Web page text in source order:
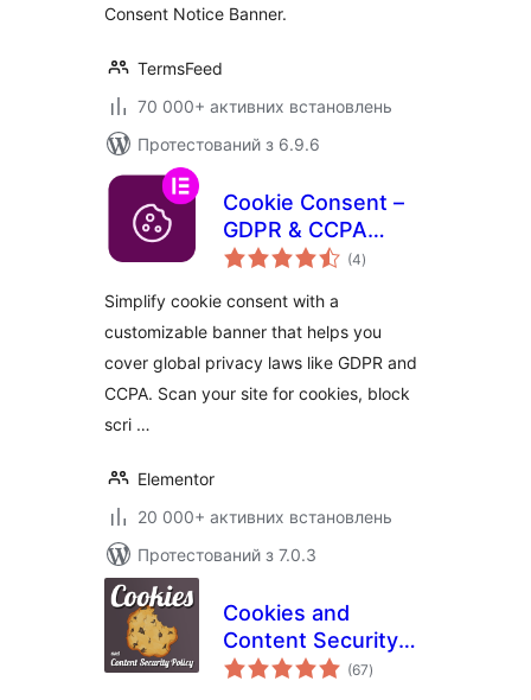
Disclaimers,
Consent Notice Banner.
TermsFeed
70 000+ активних встановлень
Протестований з 6.9.6
Cookie Consent –
GDPR & CCPA
Cookie Banner &
(4загальний
рейтинг
)
Simplify cookie consent with a
customizable banner that helps you
cover global privacy laws like GDPR and
CCPA. Scan your site for cookies, block
scri …
Elementor
20 000+ активних встановлень
Протестований з 7.0.3
Cookies and
Content Security
Policy
(67загальний
рейтинг
)